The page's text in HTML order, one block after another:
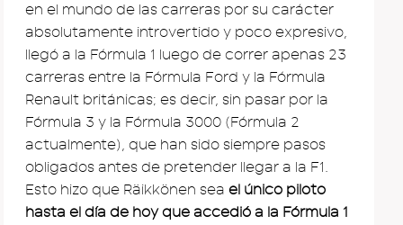
en el mundo de las carreras por su carácter
absolutamente introvertido y poco expresivo,
llegó a la Fórmula 1 luego de correr apenas 23
carreras entre la Fórmula Ford y la Fórmula
Renault británicas; es decir, sin pasar por la
Fórmula 3 y la Fórmula 3000 (Fórmula 2
actualmente), que han sido siempre pasos
obligados antes de pretender llegar a la F1.
Esto hizo que Räikkönen sea el único piloto
hasta el día de hoy que accedió a la Fórmula 1